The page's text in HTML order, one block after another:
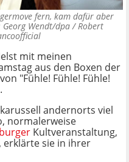
fern, kam dafür aber
Wendt/dpa / Robert
mit meinen
aus den Boxen der
"Fühle! Fühle! Fühle!
andernorts viel
normalerweise
Kultveranstaltung,
erklärte sie in ihrer